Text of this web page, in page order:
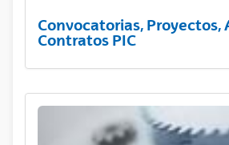
Convocatorias, Proyectos,
Contratos PIC